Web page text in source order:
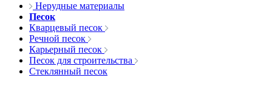
Нерудные материалы
Песок
Кварцевый песок
Речной песок
Карьерный песок
Песок для строительства
Стеклянный песок